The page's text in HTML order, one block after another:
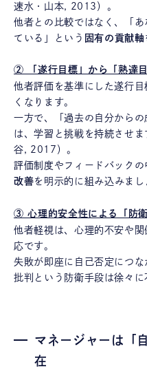
速水・山本, 2013）。
他者との比較ではなく、「
ている」という 固有の貢献軸
② 「遂行目標」から「熟達
他者評価を基準にした遂行
くなります。
一方で、「過去の自分から
は、学習と挑戦を持続させ
谷, 2017）。
評価制度やフィードバックの
改善を明示的に組み込みまし
③ 心理的安全性による「防
他者軽視は、心理的不安や
応です。
失敗が即座に自己否定につな
批判という防衛手段は徐々に
マネージャーは「
在